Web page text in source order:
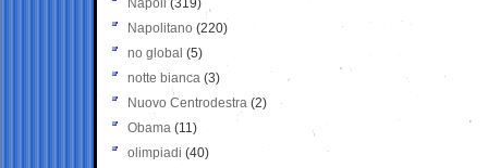
Napoli (319)
Napolitano (220)
no global (5)
notte bianca (3)
Nuovo Centrodestra (2)
Obama (11)
olimpiadi (40)